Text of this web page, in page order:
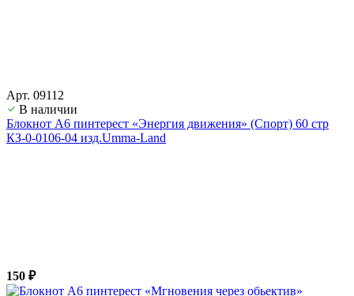
Арт. 09112
В наличии
Блокнот А6 пинтерест «Энергия движения» (Спорт) 60 стр
КЗ-0-0106-04 изд.Umma-Land
150 ₽